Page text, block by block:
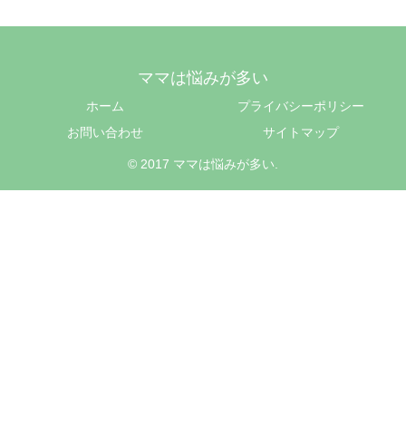
ママは悩みが多い
ホーム
プライバシーポリシー
お問い合わせ
サイトマップ
© 2017 ママは悩みが多い.